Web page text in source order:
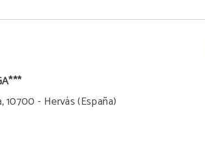
10700 - Hervás (España)